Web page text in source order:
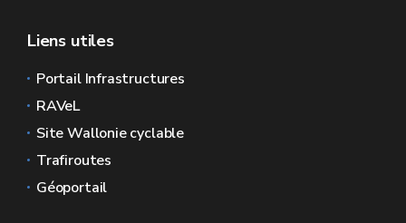
Liens utiles
Portail Infrastructures
RAVeL
Site Wallonie cyclable
Trafiroutes
Géoportail